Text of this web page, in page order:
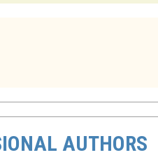
AUTHORS